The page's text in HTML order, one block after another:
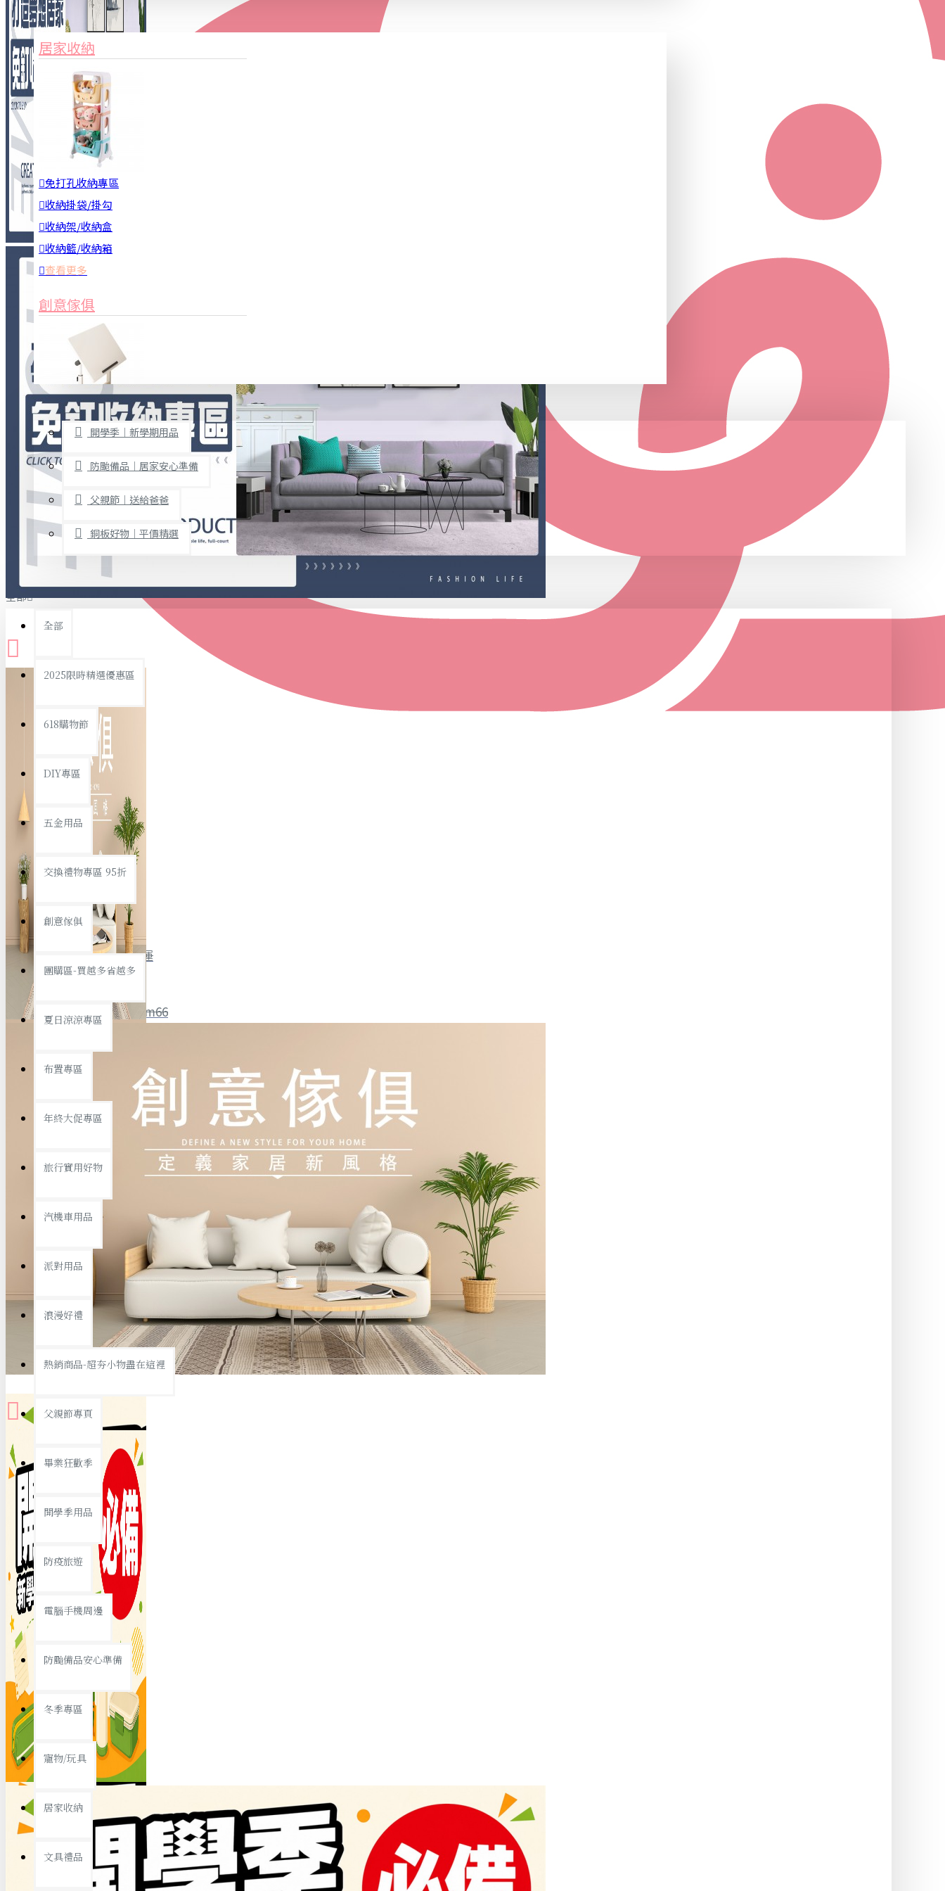
全館限時滿799免運
聯絡我們 ID : @ym66
優惠活動 最新活動
3C周邊
居家安全
居家清潔
查看更多
餐飲廚具
廚房收納
烘焙用具
隨身餐具
查看更多
文具禮品
事務用品
文具收納
書寫用品
衛浴用品
個人衛浴用品
浴室置物/收納
旅行收納
汽機車用品
查看更多
置物架/收納櫃
銅板精選
19元專區
39元專區
節慶熱賣
春節/新年
家俱&收納
居家收納
免打孔收納專區
收納掛袋/掛勾
收納架/收納盒
收納籃/收納箱
查看更多
創意傢俱
桌子/椅子
置物架/收納櫃
其他
免打孔收納專區
限時促銷
開學季｜新學期用品
防颱備品｜居家安心準備
父親節｜送給爸爸
銅板好物｜平價精選
全部
全部
2025限時精選優惠區
618購物節
DIY專區
五金用品
交換禮物專區 95折
創意傢俱
團購區-買越多省越多
夏日涼涼專區
布置專區
年終大促專區
旅行實用好物
汽機車用品
派對用品
浪漫好禮
熱銷商品-超夯小物盡在這裡
父親節專頁
畢業狂歡季
開學季用品
防疫旅遊
電腦手機周邊
防颱備品安心準備
冬季專區
寵物/玩具
居家收納
文具禮品